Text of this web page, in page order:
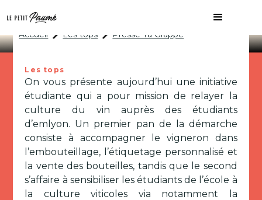
Presse Ta Grappe
Accueil Les tops Presse Ta Grappe
Les tops
On vous présente aujourd’hui une initiative
étudiante qui a pour mission de relayer la
culture du vin auprès des étudiants
d’emlyon. Un premier pan de la démarche
consiste à accompagner le vigneron dans
l’embouteillage, l’étiquetage personnalisé et
la vente des bouteilles, tandis que le second
s’affaire à sensibiliser les étudiants de l’école à
la culture viticoles via notamment la